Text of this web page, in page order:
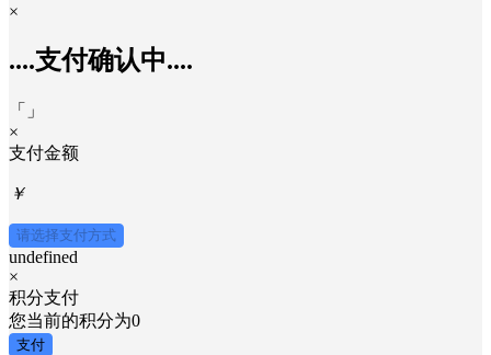
×
....支付确认中....
「
」
×
支付金额
￥
请选择支付方式
undefined
×
积分支付
您当前的积分为0
支付